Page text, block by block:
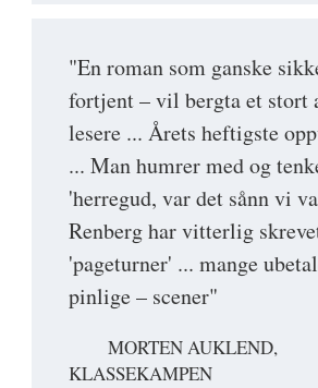
"En roman som ganske
fortjent – vil bergta et stort
lesere ... Årets heftigste
... Man humrer med og
'herregud, var det sånn vi
Renberg har vitterlig
'pageturner' ... mange
pinlige – scener"
MORTEN AUKLEND,
KLASSEKAMPEN